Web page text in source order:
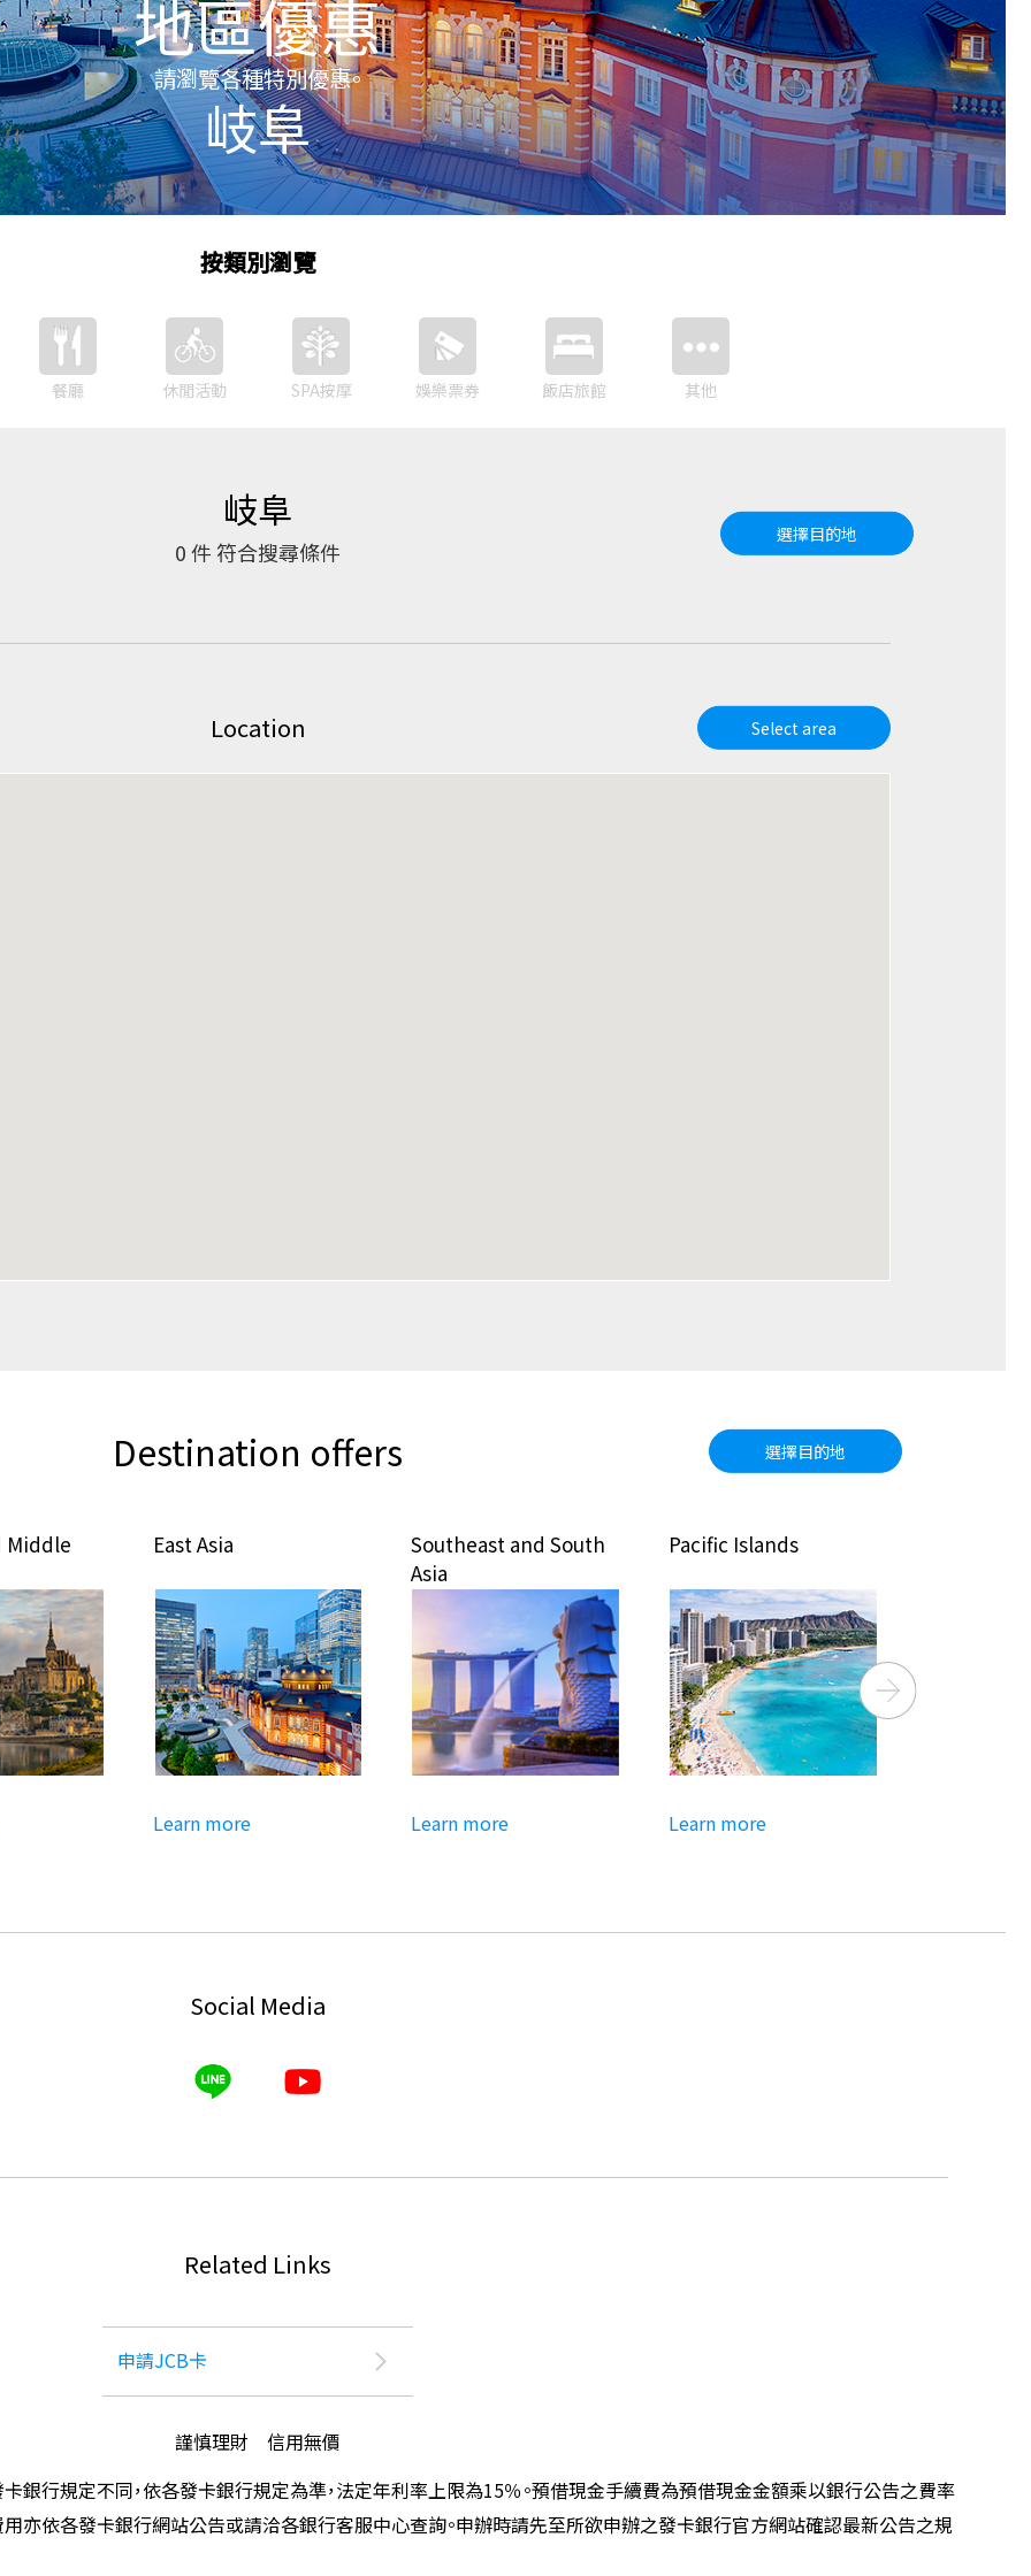
地區優惠
請瀏覽各種特別優惠。
岐阜
按類別瀏覽
餐廳 休閒活動 SPA按摩 娛樂票券 飯店旅館 其他
岐阜
0件 符合搜尋條件
選擇目的地
Location Select area
Destination offers 選擇目的地
Middle
East Asia
Learn more
Southeast and South
Asia
Learn more
Pacific Islands
Learn more
Next
Social Media
Related Links
申請JCB卡
謹慎理財 信用無價
行規定不同，依各發卡銀行規定為準，法定年利率上限為15％。預借現金手續費為預借現金金額乘以銀行公告之費率
亦依各發卡銀行網站公告或請洽各銀行客服中心查詢。申辦時請先至所欲申辦之發卡銀行官方網站確認最新公告之規